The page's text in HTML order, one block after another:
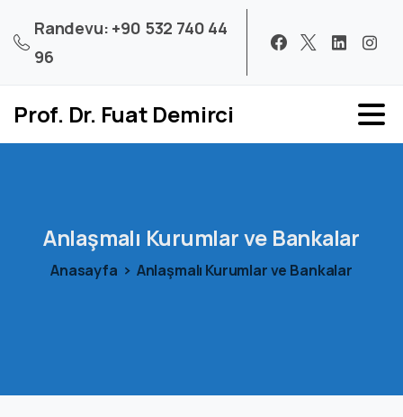
Randevu: +90 532 740 44
96
Prof. Dr. Fuat Demirci
Anlaşmalı Kurumlarve Bankalar
Anasayfa Anlaşmalı Kurumlar ve Bankalar